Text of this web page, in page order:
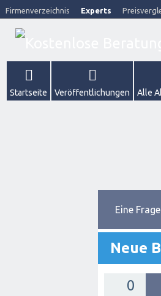
Firmenverzeichnis Experts
Startseite Veröffentlichungen Alle
Eine
Neue
0